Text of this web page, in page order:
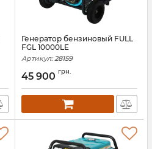
Генератор бензиновый FULL
FGL 10000LE
Артикул: 28159
45 900 грн.